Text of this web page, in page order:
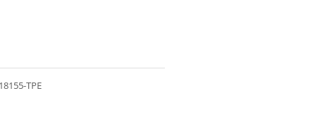
TPE